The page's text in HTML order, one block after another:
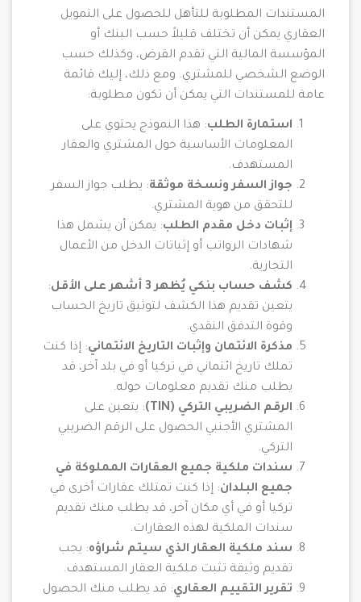
المستندات المطلوبة للتأهل للحصول على التمويل
العقاري يمكن أن تختلف قليلاً حسب البنك أو
المؤسسة المالية التي تقدم القرض، وكذلك حسب
الوضع الشخصي للمشتري. ومع ذلك، إليك قائمة
عامة للمستندات التي يمكن أن تكون مطلوبة:
استمارة الطلب: هذا النموذج يحتوي على
المعلومات الأساسية حول المشتري والعقار
المستهدف.
جواز السفر ونسخة موثقة: يطلب جواز السفر
للتحقق من هوية المشتري.
إثبات دخل مقدم الطلب: يمكن أن يشمل هذا
شهادات الرواتب أو إثباتات الدخل من الأعمال
التجارية.
كشف حساب بنكي يُظهر 3 أشهر على الأقل
:
يتعين تقديم هذا الكشف لتوثيق تاريخ الحساب
وقوة التدفق النقدي.
مذكرة الائتمان وإثبات التاريخ الائتماني: إذا كنت
تملك تاريخ ائتماني في تركيا أو في بلد آخر، قد
يطلب منك تقديم معلومات حوله.
الرقم الضريبي التركي (TIN)
: يتعين على
المشتري الأجنبي الحصول على الرقم الضريبي
التركي.
سندات ملكية جميع العقارات المملوكة في
جميع البلدان: إذا كنت تمتلك عقارات أخرى في
تركيا أو في أي مكان آخر، قد يطلب منك تقديم
سندات الملكية لهذه العقارات.
سند ملكية العقار الذي سيتم شراؤه: يجب
تقديم وثيقة تثبت ملكية العقار المستهدف.
تقرير التقييم العقاري: قد يطلب منك الحصول